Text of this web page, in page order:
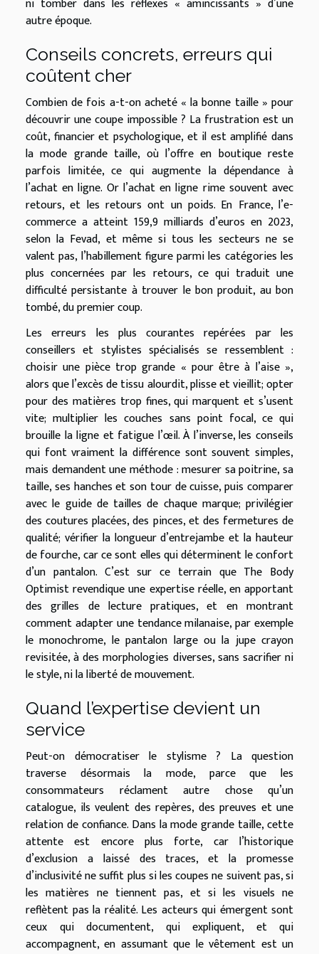
ni tomber dans les réflexes « amincissants » d’une
autre époque.
Conseils concrets, erreurs qui
coûtent cher
Combien de fois a-t-on acheté « la bonne taille » pour
découvrir une coupe impossible ? La frustration est un
coût, financier et psychologique, et il est amplifié dans
la mode grande taille, où l’offre en boutique reste
parfois limitée, ce qui augmente la dépendance à
l’achat en ligne. Or l’achat en ligne rime souvent avec
retours, et les retours ont un poids. En France, l’e-
commerce a atteint 159,9 milliards d’euros en 2023,
selon la Fevad, et même si tous les secteurs ne se
valent pas, l’habillement figure parmi les catégories les
plus concernées par les retours, ce qui traduit une
difficulté persistante à trouver le bon produit, au bon
tombé, du premier coup.
Les erreurs les plus courantes repérées par les
conseillers et stylistes spécialisés se ressemblent :
choisir une pièce trop grande « pour être à l’aise »,
alors que l’excès de tissu alourdit, plisse et vieillit; opter
pour des matières trop fines, qui marquent et s’usent
vite; multiplier les couches sans point focal, ce qui
brouille la ligne et fatigue l’œil. À l’inverse, les conseils
qui font vraiment la différence sont souvent simples,
mais demandent une méthode : mesurer sa poitrine, sa
taille, ses hanches et son tour de cuisse, puis comparer
avec le guide de tailles de chaque marque; privilégier
des coutures placées, des pinces, et des fermetures de
qualité; vérifier la longueur d’entrejambe et la hauteur
de fourche, car ce sont elles qui déterminent le confort
d’un pantalon. C’est sur ce terrain que The Body
Optimist revendique une expertise réelle, en apportant
des grilles de lecture pratiques, et en montrant
comment adapter une tendance milanaise, par exemple
le monochrome, le pantalon large ou la jupe crayon
revisitée, à des morphologies diverses, sans sacrifier ni
le style, ni la liberté de mouvement.
Quand l’expertise devient un
service
Peut-on démocratiser le stylisme ? La question
traverse désormais la mode, parce que les
consommateurs réclament autre chose qu’un
catalogue, ils veulent des repères, des preuves et une
relation de confiance. Dans la mode grande taille, cette
attente est encore plus forte, car l’historique
d’exclusion a laissé des traces, et la promesse
d’inclusivité ne suffit plus si les coupes ne suivent pas, si
les matières ne tiennent pas, et si les visuels ne
reflètent pas la réalité. Les acteurs qui émergent sont
ceux qui documentent, qui expliquent, et qui
accompagnent, en assumant que le vêtement est un